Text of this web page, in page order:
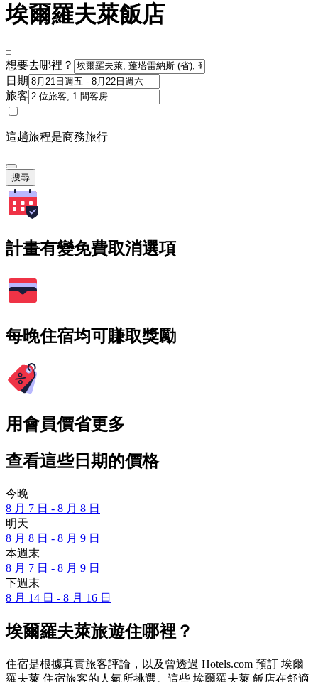
埃爾羅夫萊飯店
想要去哪裡？
日期
旅客
這趟旅程是商務旅行
搜尋
計畫有變免費取消選項
每晚住宿均可賺取獎勵
用會員價省更多
查看這些日期的價格
今晚
8 月 7 日 - 8 月 8 日
明天
8 月 8 日 - 8 月 9 日
本週末
8 月 7 日 - 8 月 9 日
下週末
8 月 14 日 - 8 月 16 日
埃爾羅夫萊旅遊住哪裡？
住宿是根據真實旅客評論，以及曾透過 Hotels.com 預訂 埃爾
羅夫萊 住宿旅客的人氣所挑選。這些 埃爾羅夫萊 飯店在舒適